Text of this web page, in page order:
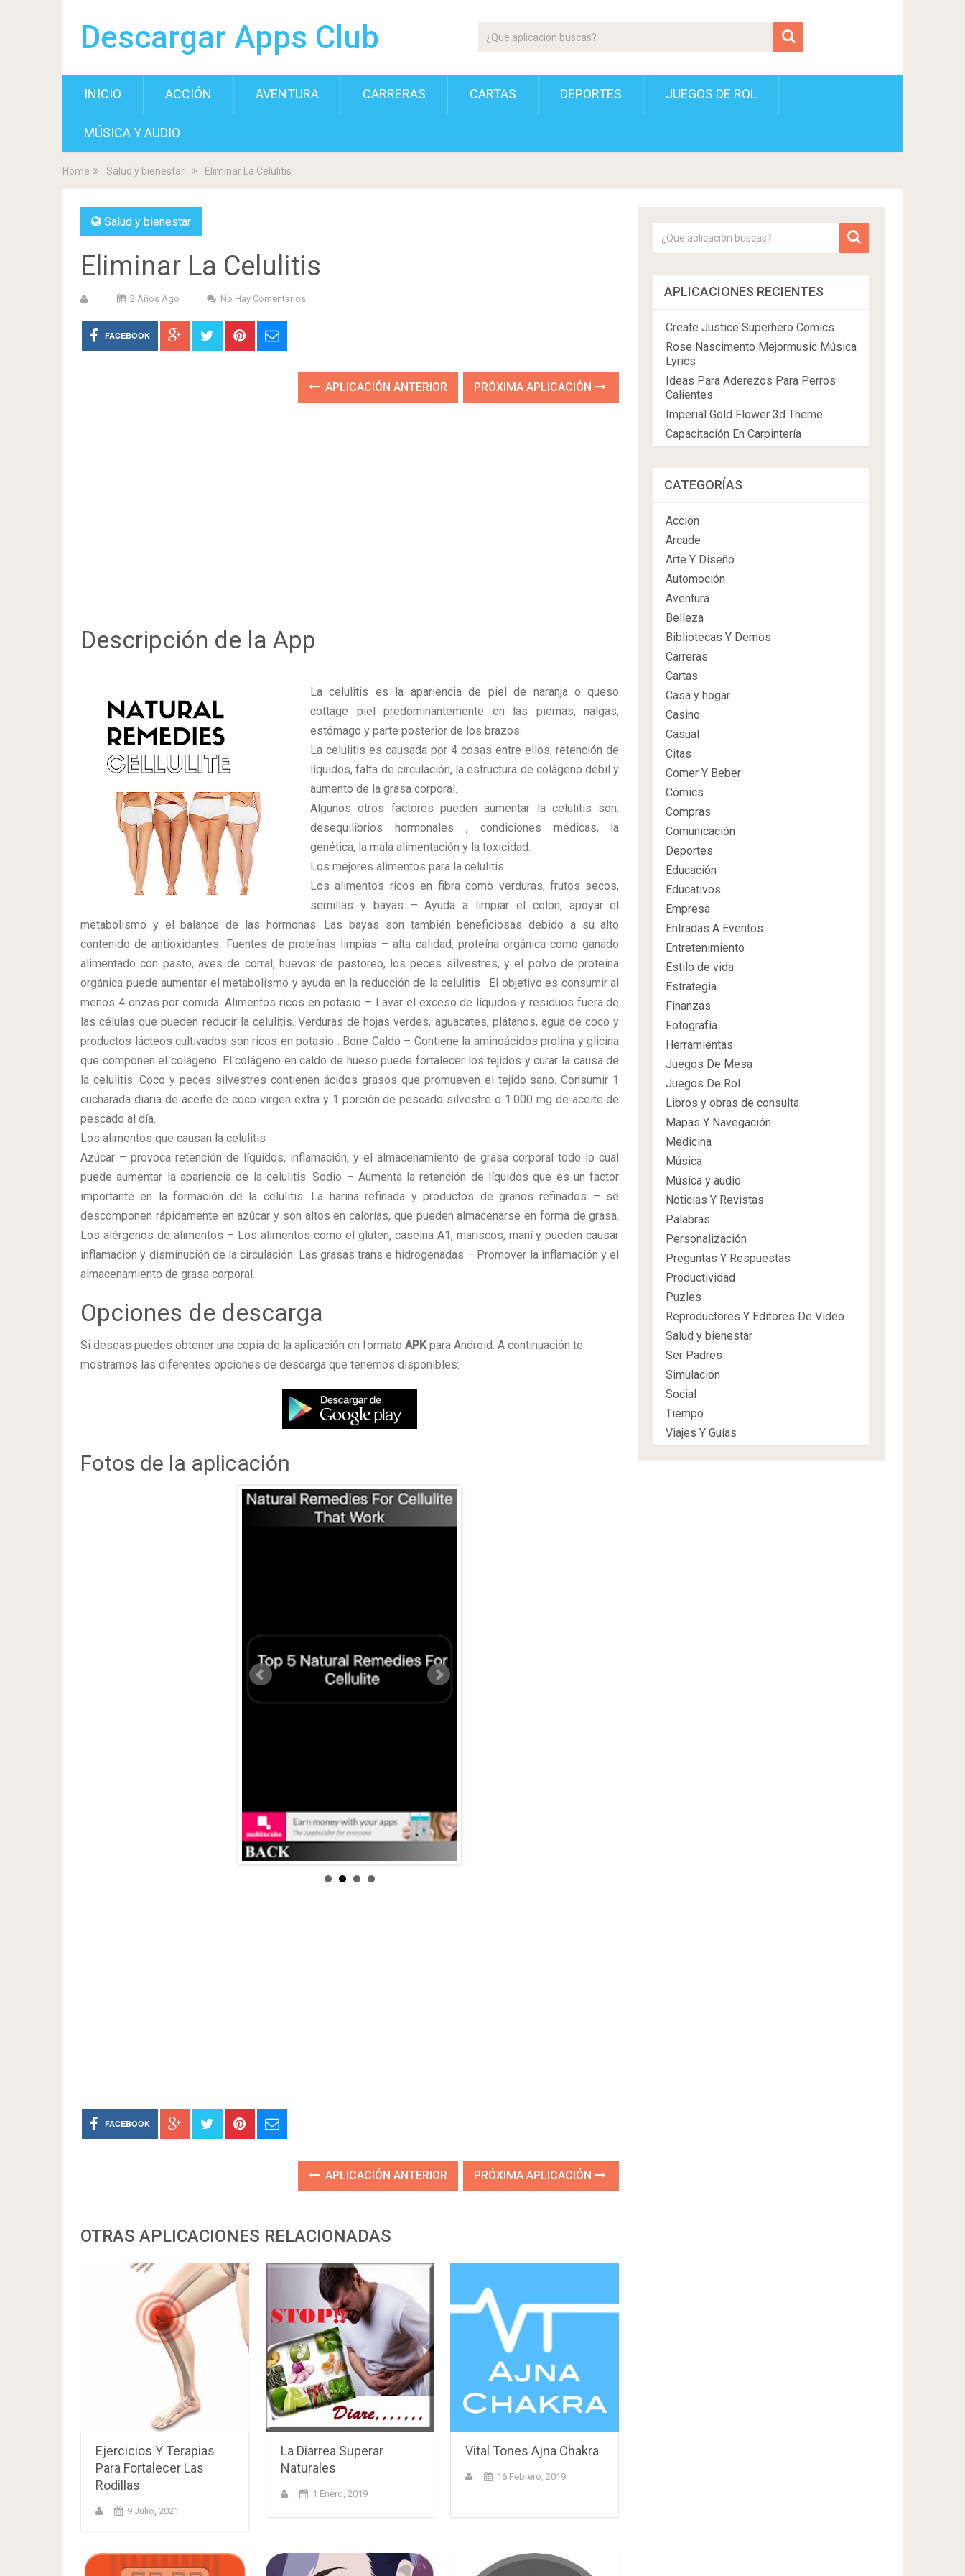
Descargar Apps Club
INICIO ACCIÓN AVENTURA CARRERAS CARTAS DEPORTES JUEGOS DE ROL
MÚSICA Y AUDIO
Home Salud y bienestar Eliminar La Celulitis
Salud y bienestar
Eliminar La Celulitis
2 Años Ago No Hay Comentarios
FACEBOOK
APLICACIÓN ANTERIOR PRÓXIMA APLICACIÓN
Descripción de la App
La celulitis es la apariencia de piel de naranja o queso
cottage piel predominantemente en las piernas, nalgas,
estómago y parte posterior de los brazos.
La celulitis es causada por 4 cosas entre ellos; retención de
líquidos, falta de circulación, la estructura de colágeno débil y
aumento de la grasa corporal.
Algunos otros factores pueden aumentar la celulitis son:
desequilibrios hormonales , condiciones médicas, la
genética, la mala alimentación y la toxicidad.
Los mejores alimentos para la celulitis
Los alimentos ricos en fibra como verduras, frutos secos,
semillas y bayas – Ayuda a limpiar el colon, apoyar el
metabolismo y el balance de las hormonas. Las bayas son también beneficiosas debido a su alto
contenido de antioxidantes. Fuentes de proteínas limpias – alta calidad, proteína orgánica como ganado
alimentado con pasto, aves de corral, huevos de pastoreo, los peces silvestres, y el polvo de proteína
orgánica puede aumentar el metabolismo y ayuda en la reducción de la celulitis . El objetivo es consumir al
menos 4 onzas por comida. Alimentos ricos en potasio – Lavar el exceso de líquidos y residuos fuera de
las células que pueden reducir la celulitis. Verduras de hojas verdes, aguacates, plátanos, agua de coco y
productos lácteos cultivados son ricos en potasio . Bone Caldo – Contiene la aminoácidos prolina y glicina
que componen el colágeno. El colágeno en caldo de hueso puede fortalecer los tejidos y curar la causa de
la celulitis. Coco y peces silvestres contienen ácidos grasos que promueven el tejido sano. Consumir 1
cucharada diaria de aceite de coco virgen extra y 1 porción de pescado silvestre o 1.000 mg de aceite de
pescado al día.
Los alimentos que causan la celulitis
Azúcar – provoca retención de líquidos, inflamación, y el almacenamiento de grasa corporal todo lo cual
puede aumentar la apariencia de la celulitis. Sodio – Aumenta la retención de líquidos que es un factor
importante en la formación de la celulitis. La harina refinada y productos de granos refinados – se
descomponen rápidamente en azúcar y son altos en calorías, que pueden almacenarse en forma de grasa.
Los alérgenos de alimentos – Los alimentos como el gluten, caseína A1, mariscos, maní y pueden causar
inflamación y disminución de la circulación. Las grasas trans e hidrogenadas – Promover la inflamación y el
almacenamiento de grasa corporal.
Opciones de descarga
Si deseas puedes obtener una copia de la aplicación en formato APKpara Android. A continuación te
mostramos las diferentes opciones de descarga que tenemos disponibles:
Fotos de la aplicación
FACEBOOK
APLICACIÓN ANTERIOR PRÓXIMA APLICACIÓN
OTRAS APLICACIONES RELACIONADAS
Ejercicios Y Terapias
Para Fortalecer Las
Rodillas
9 Julio, 2021
La Diarrea Superar
Naturales
1 Enero, 2019
Vital Tones Ajna Chakra
16 Febrero, 2019
APLICACIONES RECIENTES
Create Justice Superhero Comics
Rose Nascimento Mejormusic Música
Lyrics
Ideas Para Aderezos Para Perros
Calientes
Imperial Gold Flower 3d Theme
Capacitación En Carpintería
CATEGORÍAS
Acción
Arcade
Arte Y Diseño
Automoción
Aventura
Belleza
Bibliotecas Y Demos
Carreras
Cartas
Casa y hogar
Casino
Casual
Citas
Comer Y Beber
Cómics
Compras
Comunicación
Deportes
Educación
Educativos
Empresa
Entradas A Eventos
Entretenimiento
Estilo de vida
Estrategia
Finanzas
Fotografía
Herramientas
Juegos De Mesa
Juegos De Rol
Libros y obras de consulta
Mapas Y Navegación
Medicina
Música
Música y audio
Noticias Y Revistas
Palabras
Personalización
Preguntas Y Respuestas
Productividad
Puzles
Reproductores Y Editores De Vídeo
Salud y bienestar
Ser Padres
Simulación
Social
Tiempo
Viajes Y Guías